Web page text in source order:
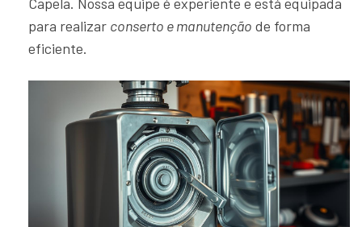
para realizar conserto e manutenção de forma
eficiente.